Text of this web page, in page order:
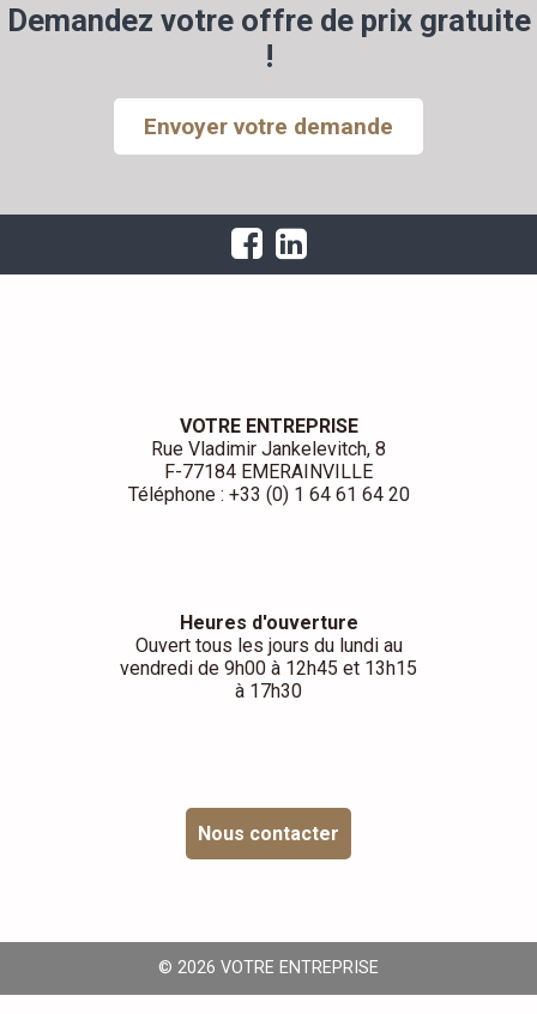
Demandez votre offre de prix gratuite
!
Envoyer votre demande
VOTRE ENTREPRISE
Rue Vladimir Jankelevitch, 8
F-77184 EMERAINVILLE
Téléphone : +33 (0) 1 64 61 64 20
Heures d'ouverture
Ouvert tous les jours du lundi au
vendredi de 9h00 à 12h45 et 13h15
à 17h30
Nous contacter
© 2026 VOTRE ENTREPRISE